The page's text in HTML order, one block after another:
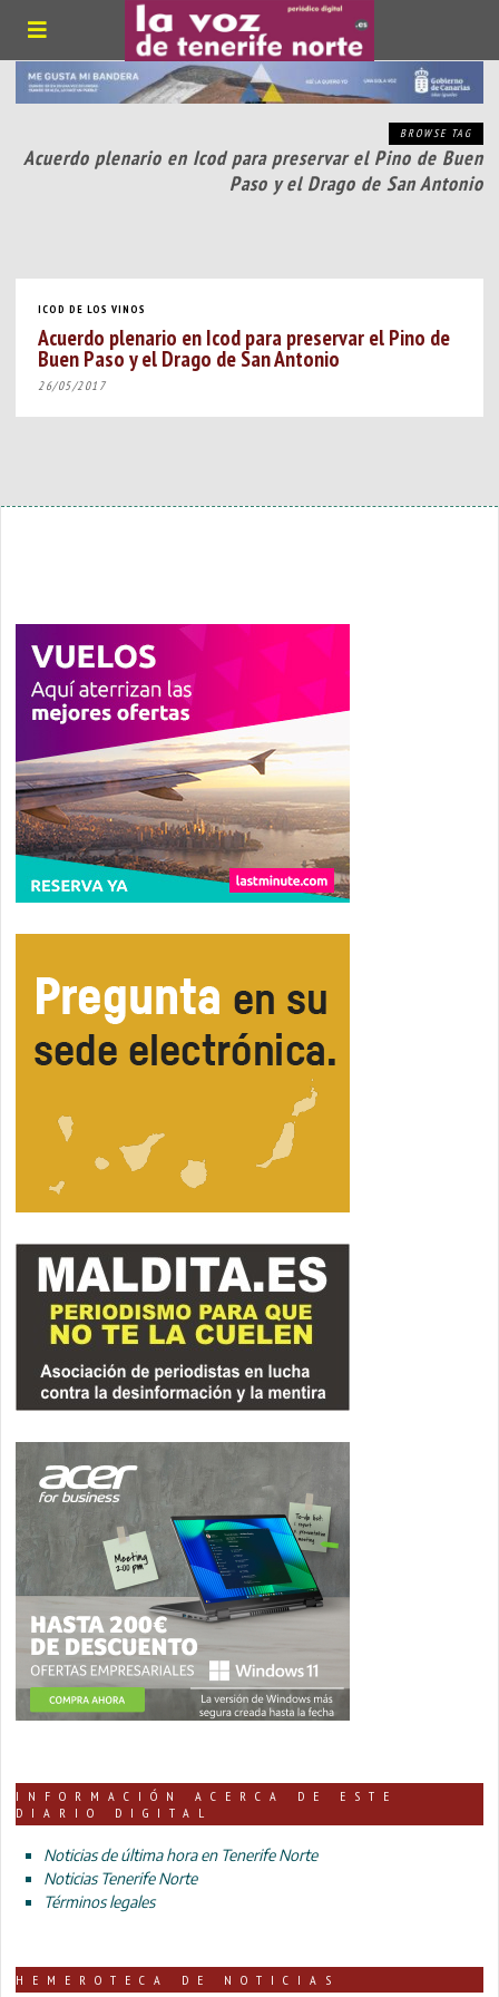
BROWSE TAG
Acuerdo plenario en Icod para preservar el Pino de Buen
Paso y el Drago de San Antonio
ICOD DE LOS VINOS
Acuerdo plenario en Icod para preservar el Pino de
Buen Paso y el Drago de San Antonio
26/05/2017
INFORMACIÓN ACERCA DE ESTE
DIARIO DIGITAL
Noticias de última hora en Tenerife Norte
Noticias Tenerife Norte
Términos legales
HEMEROTECA DE NOTICIAS